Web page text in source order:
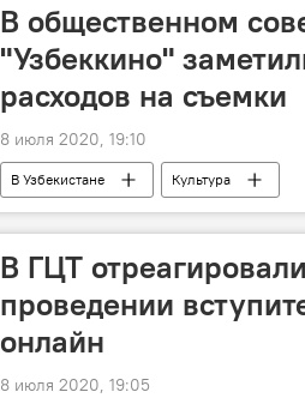
В общественном
"Узбеккино"
расходов на съемки
8 июля 2020, 19:10
В Узбекистане Культура
В ГЦТ
проведении
онлайн
8 июля 2020, 19:05